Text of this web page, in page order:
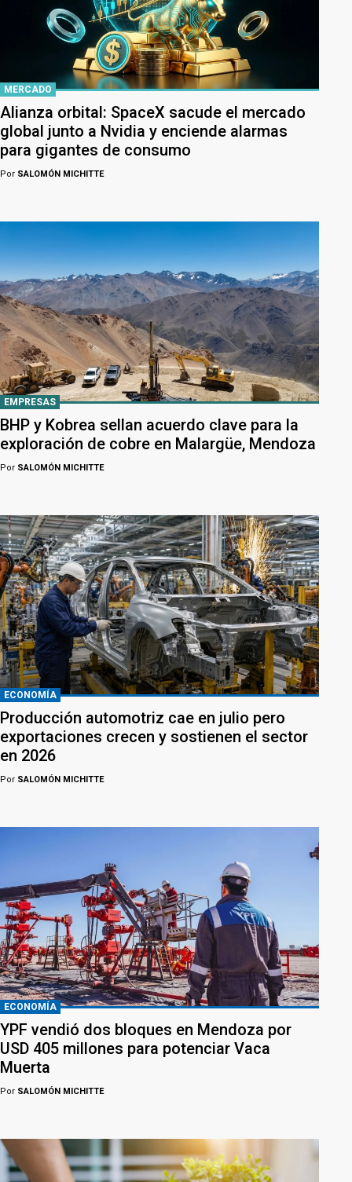
MERCADO
Alianza orbital: SpaceX sacude el mercado
global junto a Nvidia y enciende alarmas
para gigantes de consumo
Por SALOMÓN MICHITTE
EMPRESAS
BHP y Kobrea sellan acuerdo clave para la
exploración de cobre en Malargüe, Mendoza
Por SALOMÓN MICHITTE
ECONOMÍA
Producción automotriz cae en julio pero
exportaciones crecen y sostienen el sector
en 2026
Por SALOMÓN MICHITTE
ECONOMÍA
YPF vendió dos bloques en Mendoza por
USD 405 millones para potenciar Vaca
Muerta
Por SALOMÓN MICHITTE